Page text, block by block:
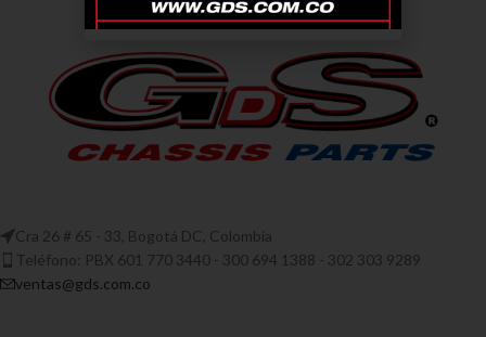
Cra 26 # 65 - 33, Bogotá DC, Colombia
Teléfono: PBX 601 770 3440 - 300 694 1388 - 302 303 9289
ventas@gds.com.co